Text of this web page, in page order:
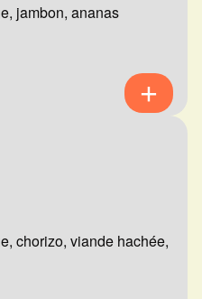
jambon, ananas
chorizo, viande hachée,